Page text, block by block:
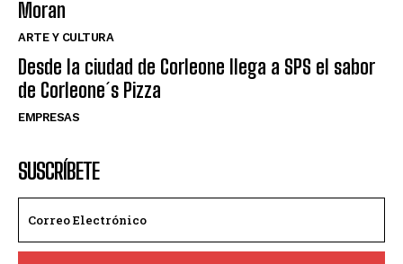
Moran
ARTE Y CULTURA
Desde la ciudad de Corleone llega a SPS el sabor
de Corleone´s Pizza
EMPRESAS
SUSCRÍBETE